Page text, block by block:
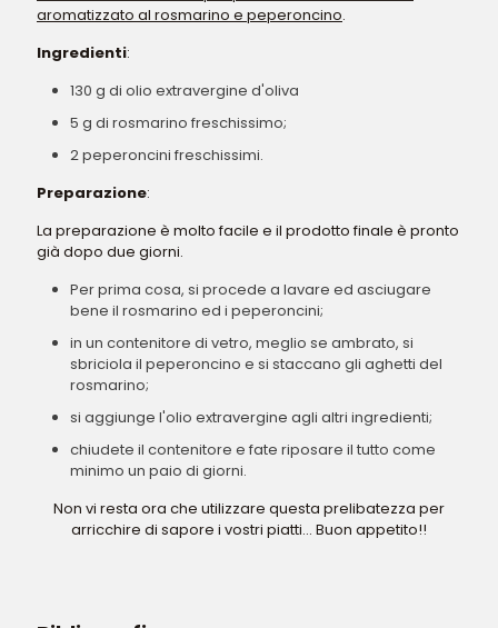
aromatizzato al rosmarino e peperoncino.
Ingredienti:
130 g di olio extravergine d'oliva
5 g di rosmarino freschissimo;
2 peperoncini freschissimi.
Preparazione:
La preparazione è molto facile e il prodotto finale è pronto
già dopo due giorni.
Per prima cosa, si procede a lavare ed asciugare
bene il rosmarino ed i peperoncini;
in un contenitore di vetro, meglio se ambrato, si
sbriciola il peperoncino e si staccano gli aghetti del
rosmarino;
si aggiunge l'olio extravergine agli altri ingredienti;
chiudete il contenitore e fate riposare il tutto come
minimo un paio di giorni.
Non vi resta ora che utilizzare questa prelibatezza per
arricchire di sapore i vostri piatti... Buon appetito!!